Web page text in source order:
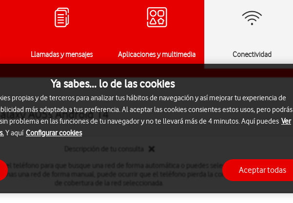
Llamadas y mensajes Aplicaciones y multimedia Conectividad
A05s Android 14
el teléfono para que busque una red de forma automática o puedes seleccionar una red
una red de forma manual, puede ocurrir que el teléfono pierda la conexión si sales del área
Ya sabes... lo de las cookies
propias y de terceros para analizar tus hábitos de navegación y así mejorar tu experiencia de
más adaptada a tus preferencia. Al aceptar las cookies consientes estos usos, pero podrás
problema en las funciones de tu navegador y no te llevará más de 4 minutos. Aquí puedes Ver
Y aquí Configurar cookies
Aceptar todas